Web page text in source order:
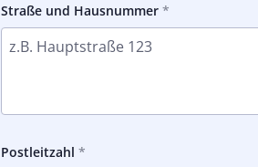
Straße und Hausnummer
Postleitzahl